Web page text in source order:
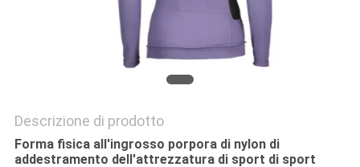
Descrizione di prodotto
Forma fisica all'ingrosso porpora di nylon di
addestramento dell'attrezzatura di sport di sport